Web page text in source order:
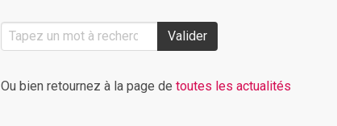
Valider
Ou bien retournez à la page de toutes les actualités